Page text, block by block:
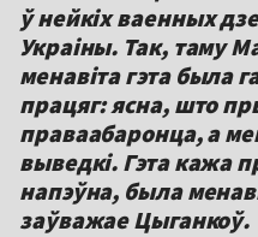
ў нейкіх ваенных
Украіны. Так, таму
менавіта гэта была
працяг: ясна, што
праваабаронца, а
выведкі. Гэта кажа
напэўна, была
заўважае Цыганкоў.